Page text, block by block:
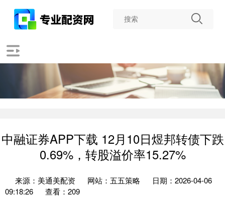
中融证券APP下载 12月10日煜邦转债下跌
0.69%，转股溢价率15.27%
来源：美通美配资 网站：五五策略
日期：2026-04-06
09:18:26
查看：209